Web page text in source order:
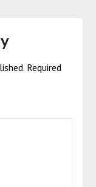
Required